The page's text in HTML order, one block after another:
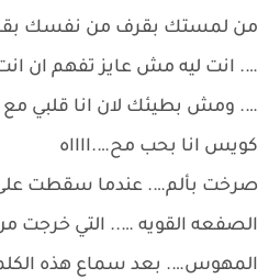
من لمستك بقرف من نفسك
…. انت ليه مش عايز تفهم ان
…. ومش بطيئك لان انا قلبي مع
كويس انا بحب مح….ااااه
صرخت بألم…. عندما سقطت
الصفعه القويه ….. التي خرجت
المهوس…. بعد سماع هذه